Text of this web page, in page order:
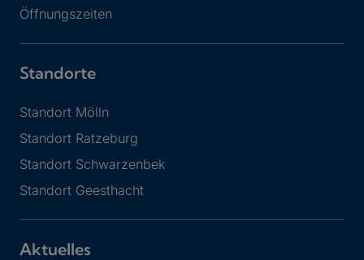
Öffnungszeiten
Standorte
Standort Mölln
Standort Ratzeburg
Standort Schwarzenbek
Standort Geesthacht
Aktuelles